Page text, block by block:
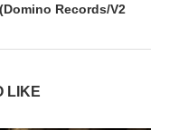
Records/V2
LIKE